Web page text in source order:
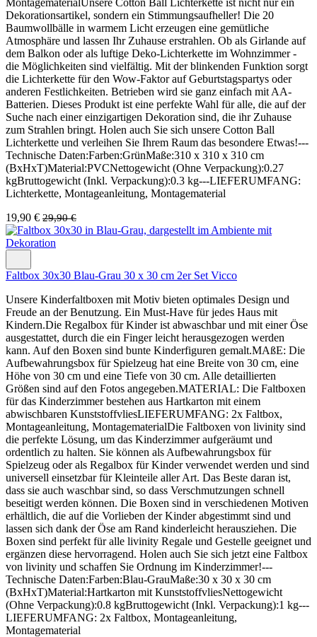
Dekorationsartikel, sondern ein Stimmungsaufheller! Die 20
Baumwollbälle in warmem Licht erzeugen eine gemütliche
Atmosphäre und lassen Ihr Zuhause erstrahlen. Ob als Girlande auf
dem Balkon oder als luftige Deko-Lichterkette im Wohnzimmer -
die Möglichkeiten sind vielfältig. Mit der blinkenden Funktion sorgt
die Lichterkette für den Wow-Faktor auf Geburtstagspartys oder
anderen Festlichkeiten. Betrieben wird sie ganz einfach mit AA-
Batterien. Dieses Produkt ist eine perfekte Wahl für alle, die auf der
Suche nach einer einzigartigen Dekoration sind, die ihr Zuhause
zum Strahlen bringt. Holen auch Sie sich unsere Cotton Ball
Lichterkette und verleihen Sie Ihrem Raum das besondere Etwas!---
Technische Daten:Farben:GrünMaße:310 x 310 x 310 cm
(BxHxT)Material:PVCNettogewicht (Ohne Verpackung):0.27
kgBruttogewicht (Inkl. Verpackung):0.3 kg---LIEFERUMFANG:
Lichterkette, Montageanleitung, Montagematerial
19,90 € 29,90 €
Faltbox 30x30 Blau-Grau 30 x 30 cm 2er Set Vicco
Unsere Kinderfaltboxen mit Motiv bieten optimales Design und
Freude an der Benutzung. Ein Must-Have für jedes Haus mit
Kindern.Die Regalbox für Kinder ist abwaschbar und mit einer Öse
ausgestattet, durch die ein Finger leicht herausgezogen werden
kann. Auf den Boxen sind bunte Kinderfiguren gemalt.MAßE: Die
Aufbewahrungsbox für Spielzeug hat eine Breite von 30 cm, eine
Höhe von 30 cm und eine Tiefe von 30 cm. Alle detaillierten
Größen sind auf den Fotos angegeben.MATERIAL: Die Faltboxen
für das Kinderzimmer bestehen aus Hartkarton mit einem
abwischbaren KunststoffvliesLIEFERUMFANG: 2x Faltbox,
Montageanleitung, MontagematerialDie Faltboxen von livinity sind
die perfekte Lösung, um das Kinderzimmer aufgeräumt und
ordentlich zu halten. Sie können als Aufbewahrungsbox für
Spielzeug oder als Regalbox für Kinder verwendet werden und sind
universell einsetzbar für Kleinteile aller Art. Das Beste daran ist,
dass sie auch waschbar sind, so dass Verschmutzungen schnell
beseitigt werden können. Die Boxen sind in verschiedenen Motiven
erhältlich, die auf die Vorlieben der Kinder abgestimmt sind und
lassen sich dank der Öse am Rand kinderleicht herausziehen. Die
Boxen sind perfekt für alle livinity Regale und Gestelle geeignet und
ergänzen diese hervorragend. Holen auch Sie sich jetzt eine Faltbox
von livinity und schaffen Sie Ordnung im Kinderzimmer!---
Technische Daten:Farben:Blau-GrauMaße:30 x 30 x 30 cm
(BxHxT)Material:Hartkarton mit KunststoffvliesNettogewicht
(Ohne Verpackung):0.8 kgBruttogewicht (Inkl. Verpackung):1 kg---
LIEFERUMFANG: 2x Faltbox, Montageanleitung,
Montagematerial